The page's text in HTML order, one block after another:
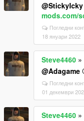
@StickyIcky
mods.com/
Погледни
18 януари 2022
Steve4460 »
@Adagame
Погледни
01 декември
Steve4460 »